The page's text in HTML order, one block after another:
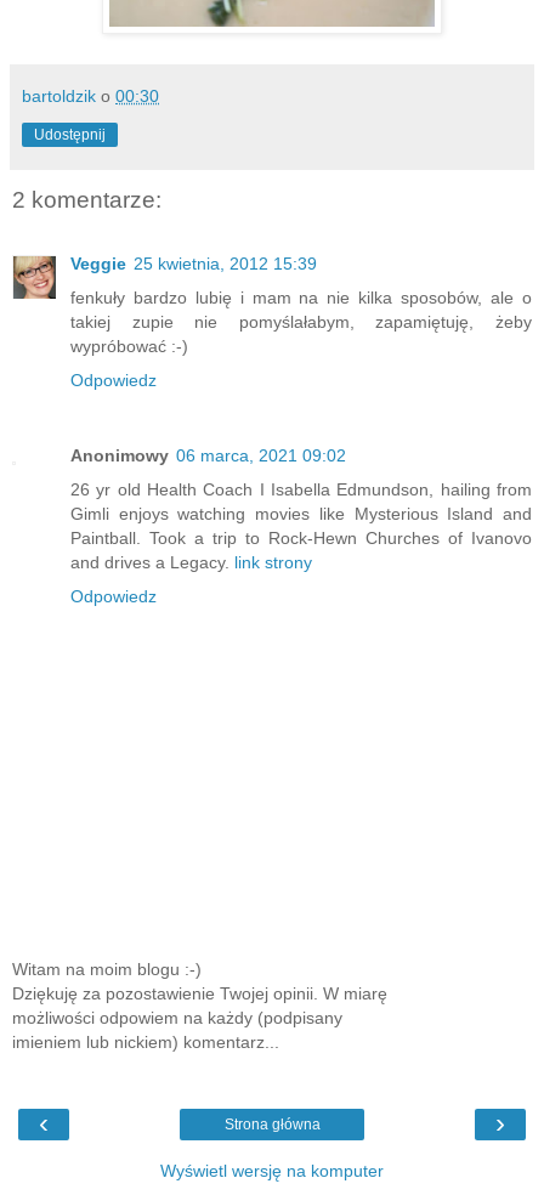
bartoldzik o 00:30
Udostępnij
2 komentarze:
Veggie 25 kwietnia, 2012 15:39
fenkuły bardzo lubię i mam na nie kilka sposobów, ale o
takiej zupie nie pomyślałabym, zapamiętuję, żeby
wypróbować :-)
Odpowiedz
Anonimowy 06 marca, 2021 09:02
26 yr old Health Coach I Isabella Edmundson, hailing from
Gimli enjoys watching movies like Mysterious Island and
Paintball. Took a trip to Rock-Hewn Churches of Ivanovo
and drives a Legacy. link strony
Odpowiedz
Witam na moim blogu :-)
Dziękuję za pozostawienie Twojej opinii. W miarę
możliwości odpowiem na każdy (podpisany
imieniem lub nickiem) komentarz...
‹ ›
Strona główna
Wyświetl wersję na komputer